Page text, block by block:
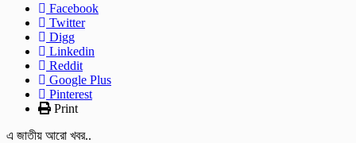
Facebook
Twitter
Digg
Linkedin
Reddit
Google Plus
Pinterest
Print
এ জাতীয় আরো খবর..